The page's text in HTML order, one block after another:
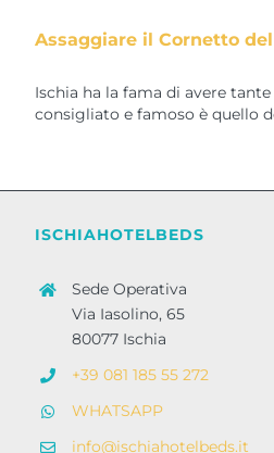
Assaggiare il Cornetto
Ischia ha la fama di avere
consigliato e famoso è quello
ISCHIAHOTELBEDS
Sede Operativa
Via Iasolino, 65
80077 Ischia
+39 081 185 55 272
WHATSAPP
info@ischiahotelbeds.it